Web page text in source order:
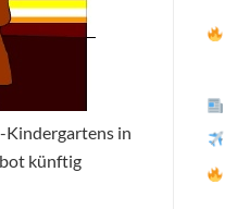
Kindergartens in
künftig